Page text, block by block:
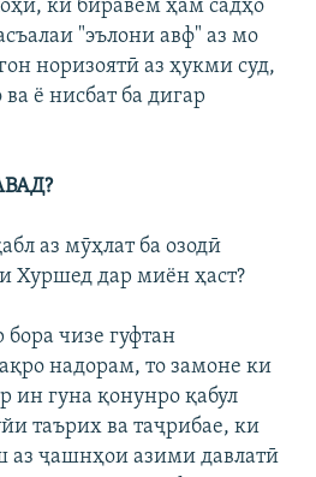
ки биравем ҳам садҳо
"эълони авф" аз мо
норизоятӣ аз ҳукми суд,
ё нисбат ба дигар
аз мӯҳлат ба озодӣ
Хуршед дар миён ҳаст?
чизе гуфтан
надорам, то замоне ки
ин гуна қонунро қабул
таърих ва таҷрибае, ки
ҷашнҳои азими давлатӣ